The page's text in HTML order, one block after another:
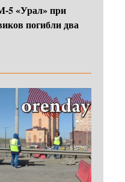
5 «Урал» при
погибли два